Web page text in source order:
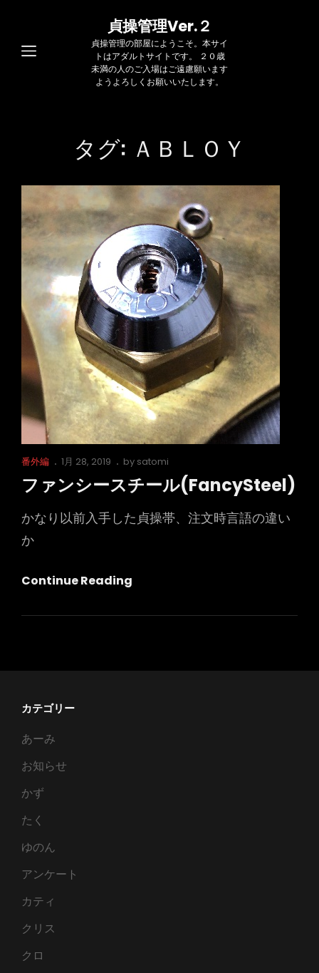
貞操管理Ver.２
貞操管理の部屋にようこそ。本サイ
トはアダルトサイトです。 ２０歳
未満の人のご入場はご遠慮願います
ようよろしくお願いいたします。
タグ: ＡＢＬＯＹ
Cat
Links
番外編
Posted
on
1月 28, 2019 by satomi
ファンシースチール(FancySteel)
かなり以前入手した貞操帯、注文時言語の違い
か
Continue Reading
ン
カテゴリー
あーみ
お知らせ
かず
たく
ゆのん
アンケート
カティ
クリス
クロ